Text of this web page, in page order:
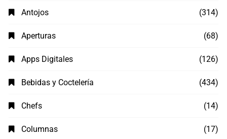
Antojos (314)
Aperturas (68)
Apps Digitales (126)
Bebidas y Coctelería (434)
Chefs (14)
Columnas (17)